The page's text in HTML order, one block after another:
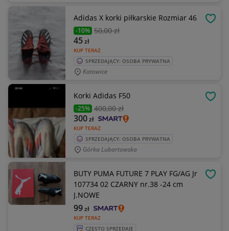
Adidas X korki piłkarskie Rozmiar 46
-10% 50,00 zł
KUP TERAZ
45zł
SPRZEDAJĄCY: OSOBA PRYWATNA
Katowice
Korki Adidas F50
-25% 400,00 zł
KUP TERAZ
300zł
SPRZEDAJĄCY: OSOBA PRYWATNA
Górka Lubartowska
BUTY PUMA FUTURE 7 PLAY FG/AG Jr
107734 02 CZARNY nr.38 -24 cm
J.NOWE
KUP TERAZ
99zł
CZĘSTO SPRZEDAJE